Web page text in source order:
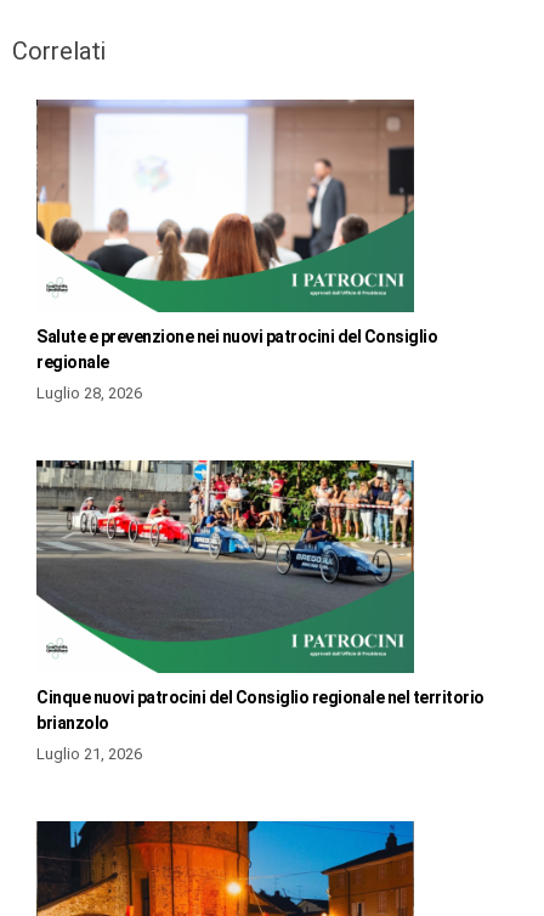
Correlati
Salute e prevenzione nei nuovi patrocini del Consiglio
regionale
Luglio 28, 2026
Cinque nuovi patrocini del Consiglio regionale nel territorio
brianzolo
Luglio 21, 2026